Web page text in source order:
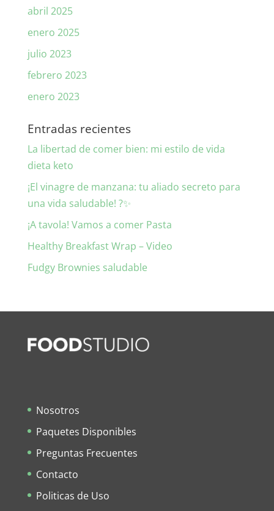
abril 2025
enero 2025
julio 2023
febrero 2023
enero 2023
Entradas recientes
La libertad de comer bien: mi estilo de vida
dieta keto
¡El vinagre de manzana: tu aliado secreto para
una vida saludable! ?✨
¡A tavola! Vamos a comer Pasta
Healthy Breakfast Wrap – Video
Fudgy Brownies saludable
Nosotros
Paquetes Disponibles
Preguntas Frecuentes
Contacto
Politicas de Uso